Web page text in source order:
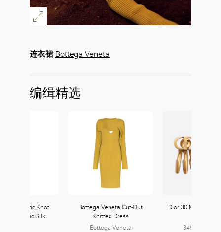
连衣裙 Bottega Veneta
编缉精选
Asymmetric Knot
in Mermaid Silk
Bottega Veneta Cut-Out
Knitted Dress
Bottega Veneta
Dior 30 Montaigne
345, L3 | 401,